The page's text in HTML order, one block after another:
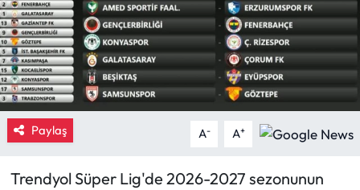
Paylaş A- A+
Trendyol Süper Lig'de 2026-2027 sezonunun
Ekonomi
Güncel
İskilip Haberleri
Kargı Haberleri
Kimdir?